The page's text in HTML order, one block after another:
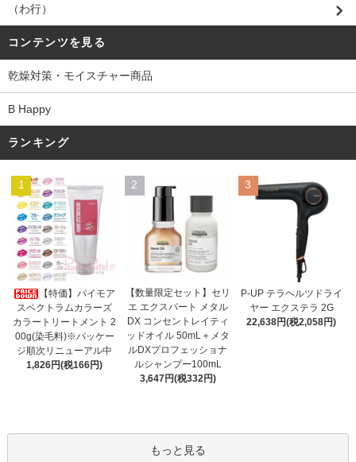
（わ行）
コンテンツを見る
乾燥対策・モイスチャー商品
B Happy
ランキング
1
【特価】パイモア
スペクトラムカラーズ
カラートリートメント 2
00g(染毛料)※パッケー
ジ順次リニューアル中
1,826円(税166円)
2
【数量限定セット】セリ
エ エクスパート メタル
DX コンセントレイティ
ッドオイル 50mL＋メタ
ルDXプロフェッショナ
ルシャンプー100mL
3,647円(税332円)
3
P-UP テラヘルツドライ
ヤー エクステラ 2G
22,638円(税2,058円)
もっと見る